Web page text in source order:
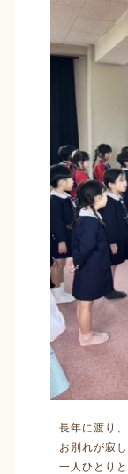
長年に渡り
お別れが寂
一人ひとり